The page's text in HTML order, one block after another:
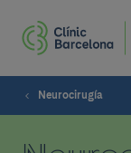
Neurocirugía